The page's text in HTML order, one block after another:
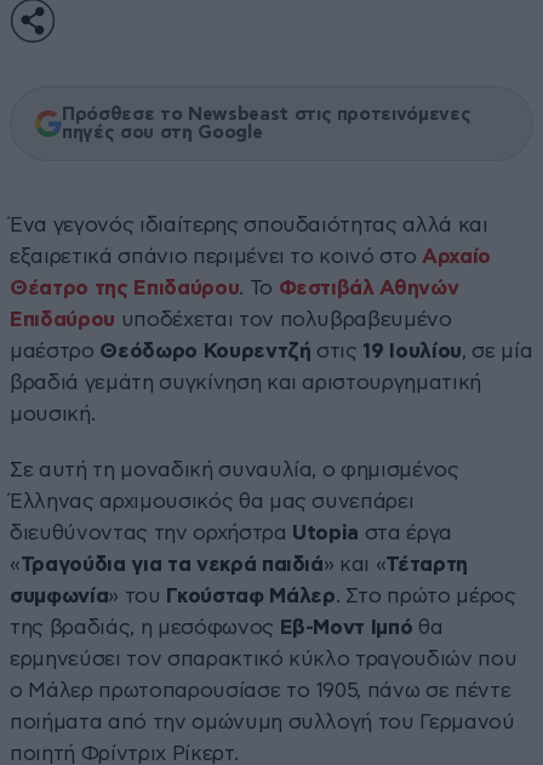
Πρόσθεσε το Newsbeast στις προτεινόμενες
πηγές σου στη Google
Ένα γεγονός ιδιαίτερης σπουδαιότητας αλλά και
εξαιρετικά σπάνιο περιμένει το κοινό στο Αρχαίο
Θέατρο της Επιδαύρου. Το Φεστιβάλ Αθηνών
Επιδαύρου υποδέχεται τον πολυβραβευμένο
μαέστρο Θεόδωρο Κουρεντζή στις 19 Ιουλίου, σε μία
βραδιά γεμάτη συγκίνηση και αριστουργηματική
μουσική.
Σε αυτή τη μοναδική συναυλία, ο φημισμένος
Έλληνας αρχιμουσικός θα μας συνεπάρει
διευθύνοντας την ορχήστρα Utopia στα έργα
«Τραγούδια για τα νεκρά παιδιά» και «Τέταρτη
συμφωνία» του Γκούσταφ Μάλερ. Στο πρώτο μέρος
της βραδιάς, η μεσόφωνος Εβ-Μοντ Ιμπό θα
ερμηνεύσει τον σπαρακτικό κύκλο τραγουδιών που
ο Μάλερ πρωτοπαρουσίασε το 1905, πάνω σε πέντε
ποιήματα από την ομώνυμη συλλογή του Γερμανού
ποιητή Φρίντριχ Ρίκερτ.